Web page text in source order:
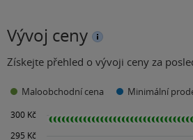
Vývoj ceny
Získejte přehled o vývoji ceny za
Maloobchodní cena Minimální